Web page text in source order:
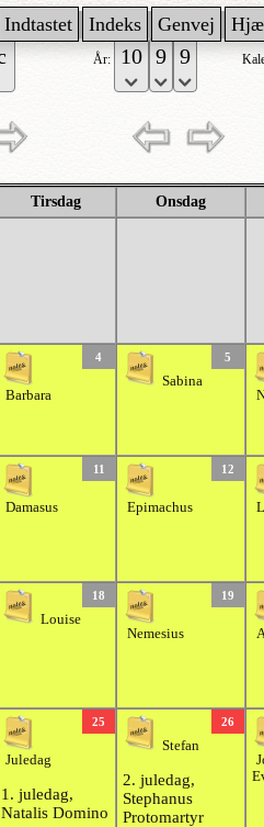
Indtastet Indeks Genvej
År:
Tirsdag Onsdag
4
Barbara
5
Sabina
11
Damasus
12
Epimachus
18
Louise
19
Nemesius
25
Juledag
1. juledag,
Natalis Domino
26
Stefan
2. juledag,
Stephanus
Protomartyr